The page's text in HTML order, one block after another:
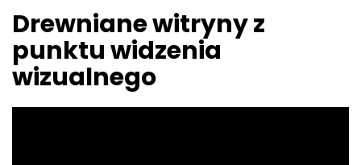
Drewniane witryny z
punktu widzenia
wizualnego